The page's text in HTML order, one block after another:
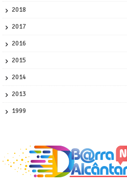
2018
2017
2016
2015
2014
2013
1999